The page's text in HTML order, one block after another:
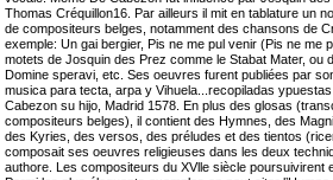
Thomas Créquillon16. Par ailleurs il mit en tablature un
de compositeurs belges, notamment des chansons de
exemple: Un gai bergier, Pis ne me pul venir (Pis ne me
motets de Josquin des Prez comme le Stabat Mater, ou
Domine speravi, etc. Ses oeuvres furent publiées par
musica para tecta, arpa y Vihuela...recopiladas
Cabezon su hijo, Madrid 1578. En plus des glosas
compositeurs belges), il contient des Hymnes, des
des Kyries, des versos, des préludes et des tientos
composait ses oeuvres religieuses dans les deux
authore. Les compositeurs du XVlle siècle poursuivirent